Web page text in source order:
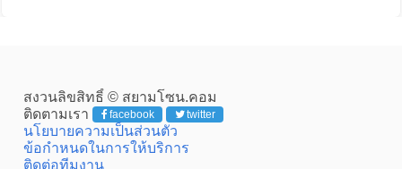
สงวนลิขสิทธิ์ © สยามโซน.คอม
ติดตามเรา
facebook twitter
นโยบายความเป็นส่วนตัว
ข้อกำหนดในการให้บริการ
ติดต่อทีมงาน